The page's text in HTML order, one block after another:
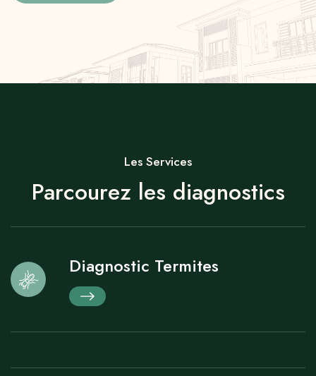
Les Services
Parcourez les diagnostics
Diagnostic Termites